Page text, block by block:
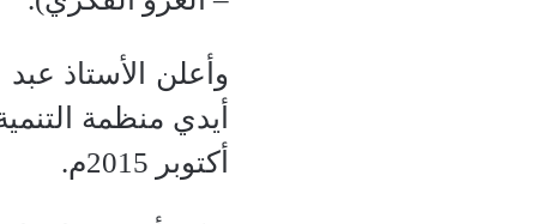
وأعلن الأستاذ
أكتوبر 2015م.